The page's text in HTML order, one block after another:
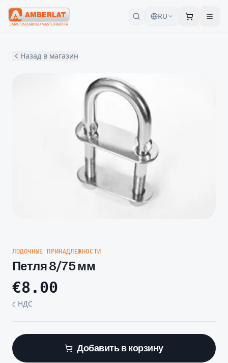
RU
Назад в магазин
ЛОДОЧНЫЕ ПРИНАДЛЕЖНОСТИ
Петля 8/75 мм
€8.00
с НДС
Добавить в корзину